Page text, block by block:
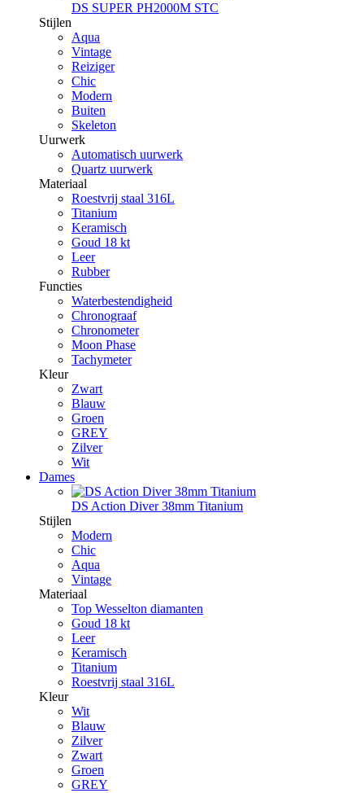
DS SUPER PH2000M STC
Stijlen
Aqua
Vintage
Reiziger
Chic
Modern
Buiten
Skeleton
Uurwerk
Automatisch uurwerk
Quartz uurwerk
Materiaal
Roestvrij staal 316L
Titanium
Keramisch
Goud 18 kt
Leer
Rubber
Functies
Waterbestendigheid
Chronograaf
Chronometer
Moon Phase
Tachymeter
Kleur
Zwart
Blauw
Groen
GREY
Zilver
Wit
Dames
DS Action Diver 38mm Titanium
Stijlen
Modern
Chic
Aqua
Vintage
Materiaal
Top Wesselton diamanten
Goud 18 kt
Leer
Keramisch
Titanium
Roestvrij staal 316L
Kleur
Wit
Blauw
Zilver
Zwart
Groen
GREY